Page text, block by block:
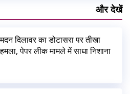
और देखें
मदन दिलावर का डोटासरा पर तीखा
हमला, पेपर लीक मामले में साधा निशाना